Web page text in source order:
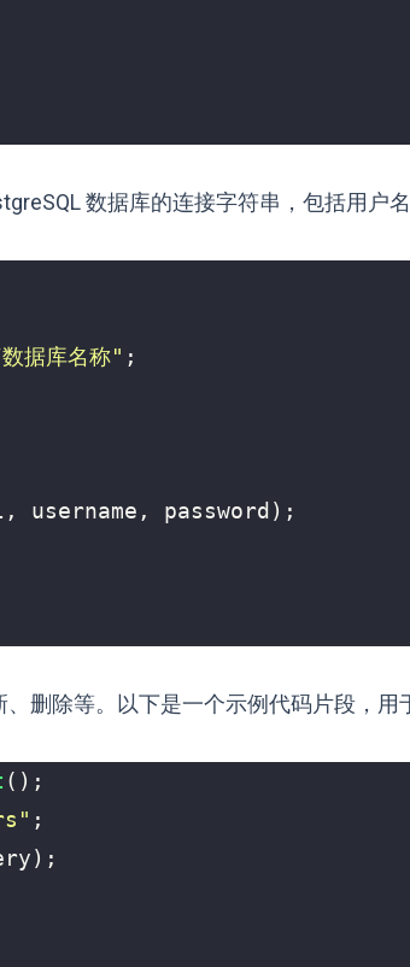
数据库的连接字符串，包括用户
库名称" ;
, username , password );
删除等。以下是一个示例代码片段，用
();
;
);